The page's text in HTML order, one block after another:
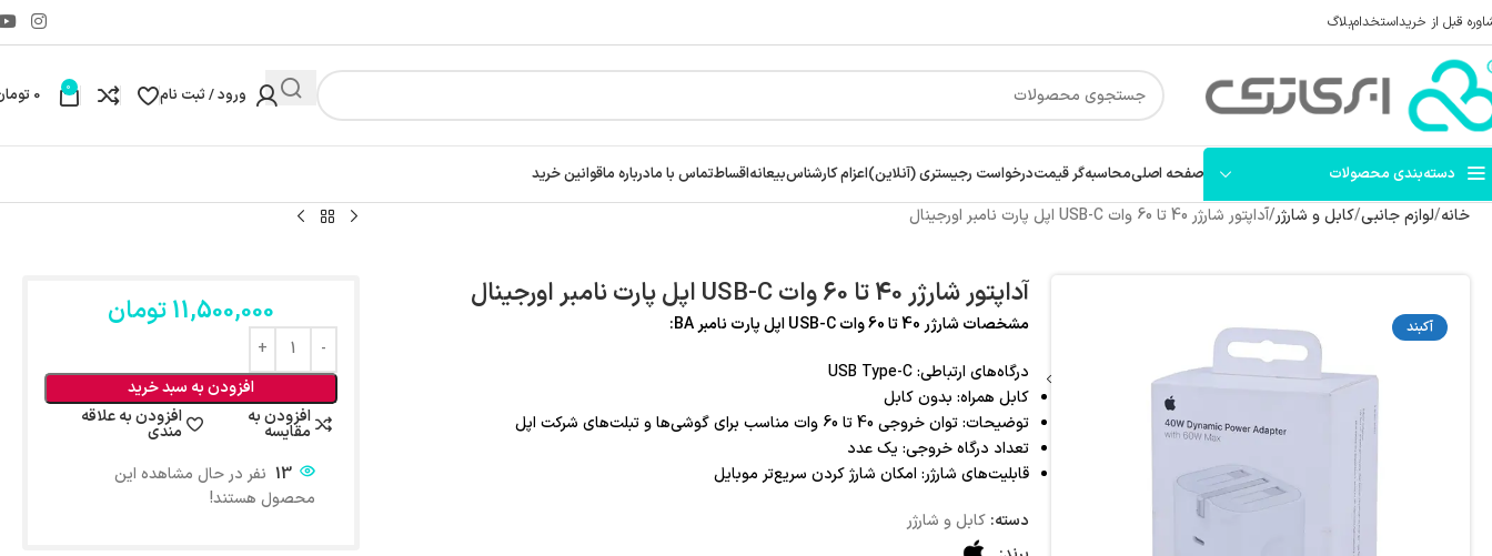
قبل از خریداستخدامبلاگ
ورود / ثبت نام 0
0
دسته‌بندی محصولات صفحه اصلیمحاسبه‌گر قیمتدرخواست رجیستری (آنلاین)اعزام کارشناسبیعانهاقساطتماس با مادرباره ماقوانین خرید
خانه لوازم جانبی کابل و شارژر آداپتور شارژر 40 تا 60 وات USB-C اپل پارت نامبر اورجینال
آکبند
آداپتور شارژر 40 تا 60 وات USB-C اپل پارت نامبر اورجینال
مشخصات شارژر 40 تا 60 وات USB-C اپل پارت نامبر BA:
درگاه‌های ارتباطی: USB Type-C
کابل همراه: بدون کابل
توضیحات: توان خروجی 40 تا 60 وات مناسب برای گوشی‌ها و تبلت‌های شرکت اپل
تعداد درگاه خروجی: یک عدد
قابلیت‌های شارژر: امکان شارژ کردن سریع‌تر موبایل
دسته: کابل و شارژر
11,500,000تومان
افزودن به سبد خرید
افزودن به
مقایسه
افزودن به علاقه
مندی
13 نفر در حال مشاهده این
محصول هستند!